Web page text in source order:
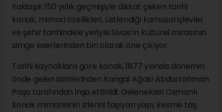
Yaklaşık 150 yıllık geçmişiyle dikkat çeken tarihi
konak, mimari özellikleri, üstlendiği kamusal işlevler
ve şehir tarihindeki yeriyle Sivas’ın kültürel mirasının
simge eserlerinden biri olarak öne çıkıyor.
Tarihi kaynaklara göre konak, 1877 yılında dönemin
önde gelen isimlerinden Kangal Ağası Abdurrahman
Paşa tarafından inşa ettirildi. Geleneksel Osmanlı
konak mimarisinin izlerini taşıyan yapı; kesme taş